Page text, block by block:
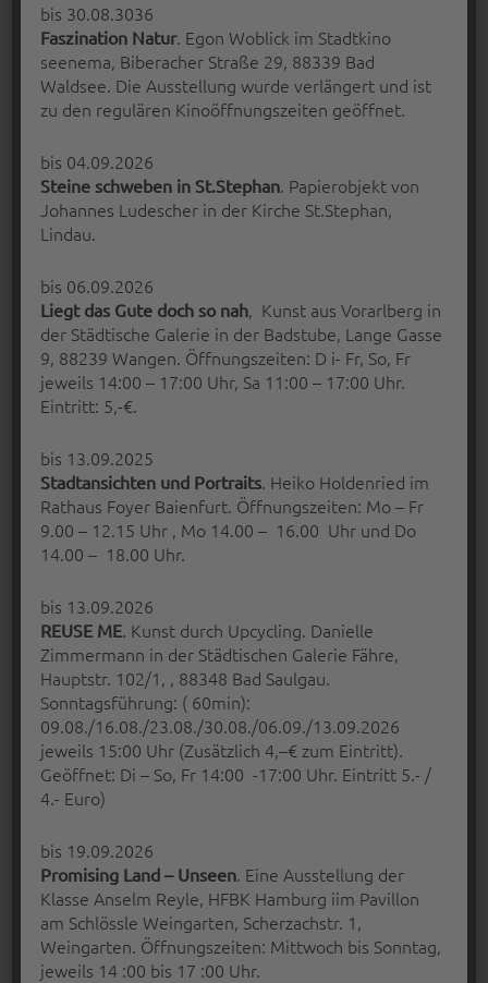
KÜNSTLERFILM „BEUYS“
Ist das Kunst oder kann das weg? Auch 30
Jahre nach dem…
Posted on:
14 Juni 2017 Written by:
Peter Bischoff
KONTRASTE – MALEREI, PLASTIK
UND SKULPTUR
Eine Gemeinschaftsausstellung von Sigi
Harder und Dr. Dietmar Hawran in der
Orangerie…
Continue reading“Kontraste – Malerei, Plastik und Skulptur”
…
Posted on:
bis 30.08.3036
Faszination Natur. Egon Woblick im Stadtkino
seenema, Biberacher Straße 29, 88339 Bad
Waldsee. Die Ausstellung wurde verlängert und ist
zu den regulären Kinoöffnungszeiten geöffnet.
bis 04.09.2026
Steine schweben in St.Stephan. Papierobjekt von
Johannes Ludescher in der Kirche St.Stephan,
Lindau.
bis 06.09.2026
Liegt das Gute doch so nah, Kunst aus Vorarlberg in
der Städtische Galerie in der Badstube, Lange Gasse
9, 88239 Wangen. Öffnungszeiten: D i- Fr, So, Fr
jeweils 14:00 – 17:00 Uhr, Sa 11:00 – 17:00 Uhr.
Eintritt: 5,-€.
bis 13.09.2025
Stadtansichten und Portraits. Heiko Holdenried im
Rathaus Foyer Baienfurt. Öffnungszeiten: Mo – Fr
9.00 – 12.15 Uhr , Mo 14.00 – 16.00 Uhr und Do
14.00 – 18.00 Uhr.
bis 13.09.2026
REUSE ME. Kunst durch Upcycling. Danielle
Zimmermann in der Städtischen Galerie Fähre,
Hauptstr. 102/1, , 88348 Bad Saulgau.
Sonntagsführung: ( 60min):
09.08./16.08./23.08./30.08./06.09./13.09.2026
jeweils 15:00 Uhr (Zusätzlich 4,–€ zum Eintritt).
Geöffnet: Di – So, Fr 14:00 -17:00 Uhr. Eintritt 5.- /
4.- Euro)
bis 19.09.2026
Promising Land – Unseen. Eine Ausstellung der
Klasse Anselm Reyle, HFBK Hamburg iim Pavillon
am Schlössle Weingarten, Scherzachstr. 1,
Weingarten. Öffnungszeiten: Mittwoch bis Sonntag,
jeweils 14 :00 bis 17 :00 Uhr.